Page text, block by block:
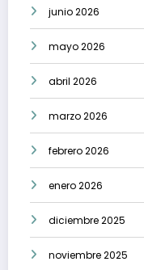
junio 2026
mayo 2026
abril 2026
marzo 2026
febrero 2026
enero 2026
diciembre 2025
noviembre 2025